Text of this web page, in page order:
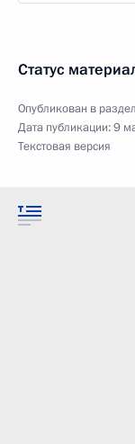
Статус
Опубликован в
Дата публикации:9
Текстовая версия